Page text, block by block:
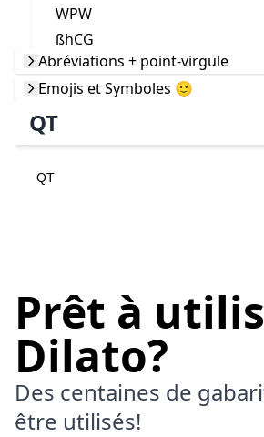
WPW
ßhCG
Abréviations + point-virgule
Emojis et Symboles 🙂
QT
QT
Prêt à
Dilato?
Des centaines de
être utilisés!